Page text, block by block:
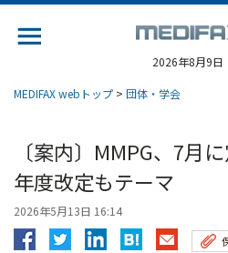
2026年8月9日
MEDIFAX webトップ > 団体・学会
〔案内〕MMPG、7
年度改定もテーマ
2026年5月13日 16:14